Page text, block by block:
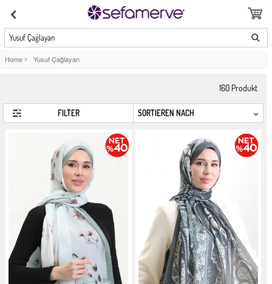
Yusuf Çağlayan
Home > Yusuf Çağlayan
160 Produkt
FILTER